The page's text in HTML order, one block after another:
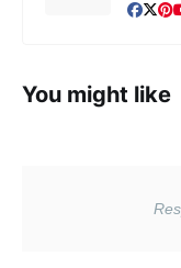
You might like